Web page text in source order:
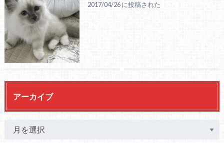
2017/04/26 に投稿された
アーカイブ